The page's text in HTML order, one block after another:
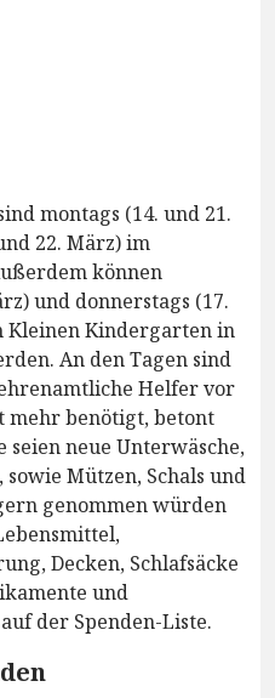
montags (14. und 21.
22. März) im
können
und donnerstags (17.
Kleinen Kindergarten in
An den Tagen sind
Helfer vor
mehr benötigt, betont
seien neue Unterwäsche,
Mützen, Schals und
genommen würden
Decken, Schlafsäcke
und
der Spenden-Liste.